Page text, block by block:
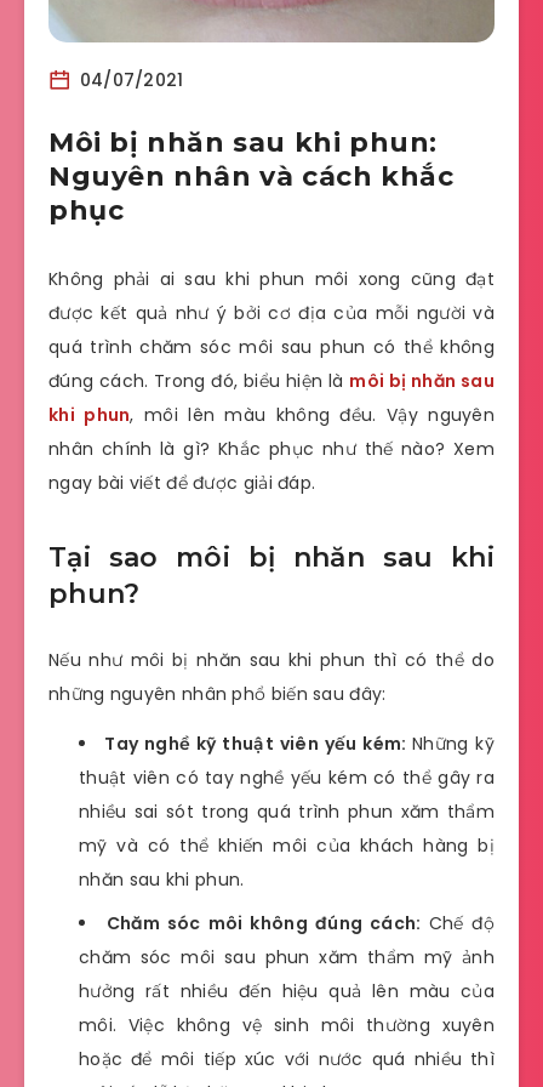
04/07/2021
Môi bị nhăn sau khi phun:
Nguyên nhân và cách khắc
phục
Không phải ai sau khi phun môi xong cũng đạt
được kết quả như ý bởi cơ địa của mỗi người và
quá trình chăm sóc môi sau phun có thể không
đúng cách. Trong đó, biểu hiện là môi bị nhăn sau
khi phun, môi lên màu không đều. Vậy nguyên
nhân chính là gì? Khắc phục như thế nào? Xem
ngay bài viết để được giải đáp.
Tại sao môi bị nhăn sau khi
phun?
Nếu như môi bị nhăn sau khi phun thì có thể do
những nguyên nhân phổ biến sau đây:
Tay nghề kỹ thuật viên yếu kém:Những kỹ
thuật viên có tay nghề yếu kém có thể gây ra
nhiều sai sót trong quá trình phun xăm thẩm
mỹ và có thể khiến môi của khách hàng bị
nhăn sau khi phun.
Chăm sóc môi không đúng cách: Chế độ
chăm sóc môi sau phun xăm thẩm mỹ ảnh
hưởng rất nhiều đến hiệu quả lên màu của
môi. Việc không vệ sinh môi thường xuyên
hoặc để môi tiếp xúc với nước quá nhiều thì